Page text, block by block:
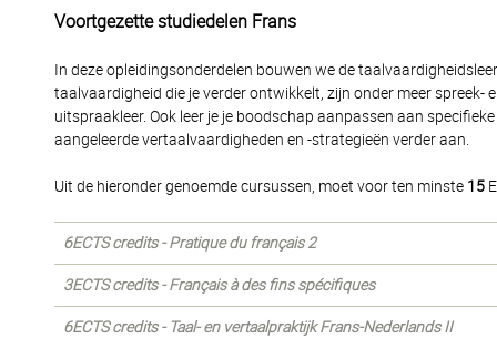
Voortgezette studiedelen Frans
In deze opleidingsonderdelen bouwen we de
taalvaardigheid die je verder ontwikkelt, zijn onder meer
uitspraakleer. Ook leer je je boodschap aanpassen aan
aangeleerde vertaalvaardigheden en -strategieën verder aan.
Uit de hieronder genoemde cursussen, moet voor ten minste 15
6ECTS credits - Pratique du français 2
3ECTS credits - Français à des fins spécifiques
6ECTS credits - Taal- en vertaalpraktijk Frans-Nederlands II